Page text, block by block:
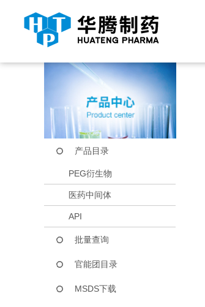
当前位置： 首页 产品中心
产品目录
PEG衍生物
医药中间体
API
批量查询
官能团目录
MSDS下载